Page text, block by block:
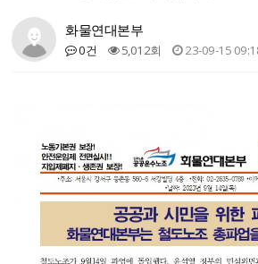
화물연대본부
0건 5,012회 23-09-15